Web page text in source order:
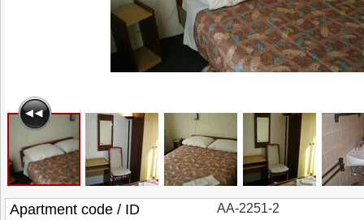
Apartment code / ID AA-2251-2